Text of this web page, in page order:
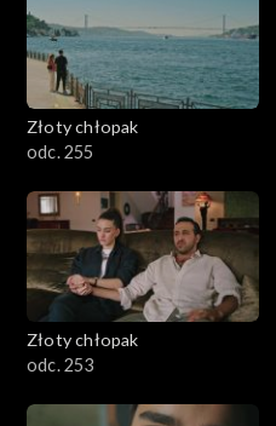
Złoty chłopak
odc. 255
Złoty chłopak
odc. 253